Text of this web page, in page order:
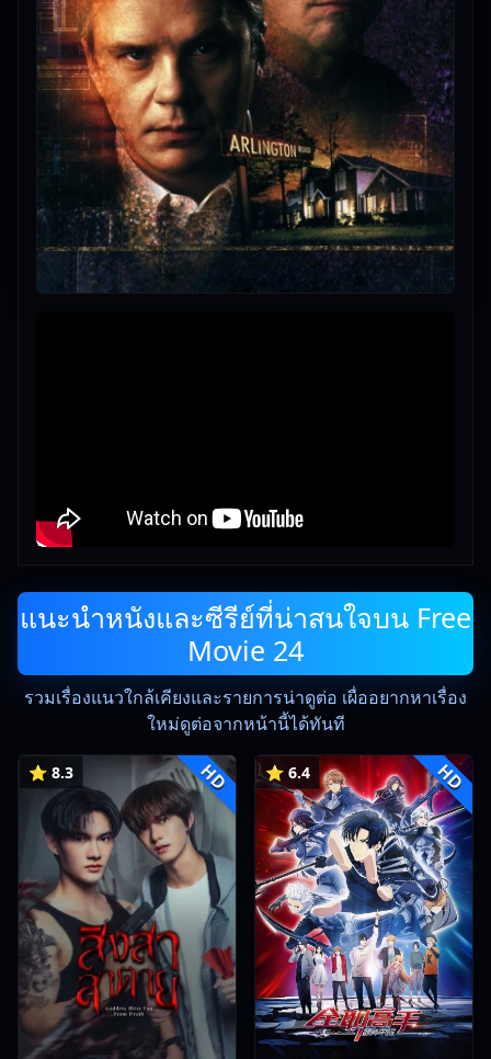
แนะนำหนังและซีรีย์ที่น่าสนใจบน Free
Movie 24
รวมเรื่องแนวใกล้เคียงและรายการน่าดูต่อ เผื่ออยากหาเรื่อง
ใหม่ดูต่อจากหน้านี้ได้ทันที
⭐ 8.3 HD ⭐ 6.4 HD